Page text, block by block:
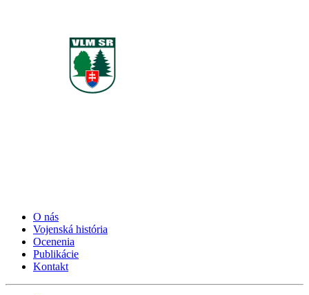
O nás
Vojenská história
Ocenenia
Publikácie
Kontakt